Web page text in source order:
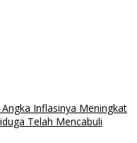
Inflasinya Meningkat
Telah Mencabuli